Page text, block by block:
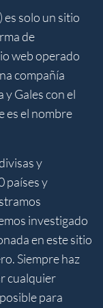
) es solo un sitio
de
web operado
compañía
Gales con el
es el nombre
y
países y
investigado
en este sitio
Siempre haz
cualquier
para